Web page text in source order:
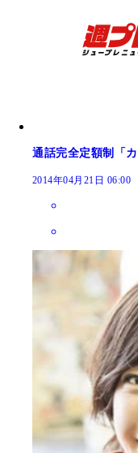
通話完全定額制「
2014年04月21日 06:00